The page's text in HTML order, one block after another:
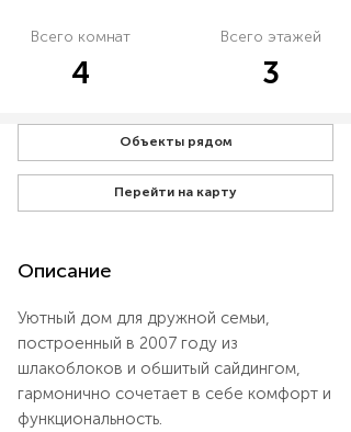
Всего комнат
4
Всего этажей
3
Объекты рядом
Перейти на карту
Описание
Уютный дом для дружной семьи,
построенный в 2007 году из
шлакоблоков и обшитый сайдингом,
гармонично сочетает в себе комфорт и
функциональность.